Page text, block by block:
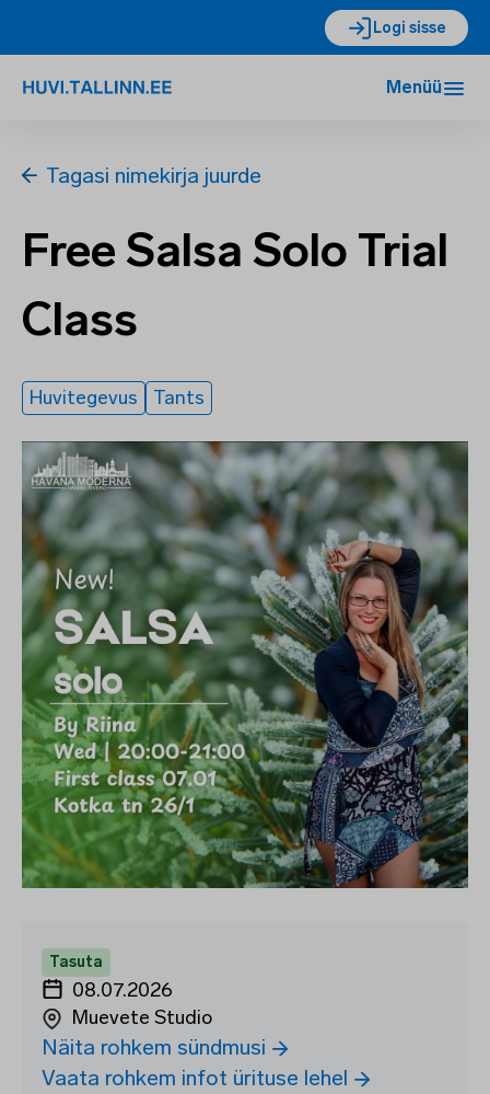
Logi sisse
Menüü
Tagasi nimekirja juurde
Free Salsa Solo Trial
Class
Huvitegevus Tants
Tasuta
08.07.2026
Muevete Studio
Näita rohkem sündmusi
Vaata rohkem infot ürituse lehel